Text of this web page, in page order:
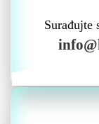
Surađujte